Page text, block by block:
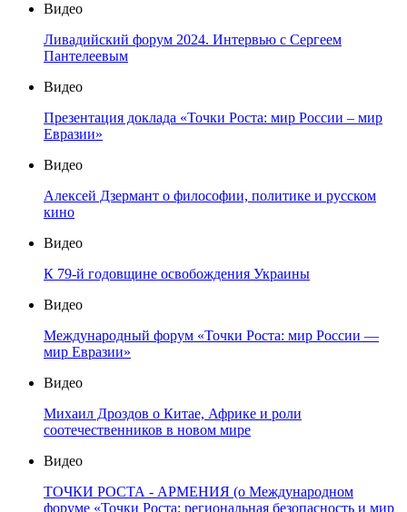
Видео
Ливадийский форум 2024. Интервью с Сергеем
Пантелеевым
Видео
Презентация доклада «Точки Роста: мир России – мир
Евразии»
Видео
Алексей Дзермант о философии, политике и русском
кино
Видео
К 79-й годовщине освобождения Украины
Видео
Международный форум «Точки Роста: мир России —
мир Евразии»
Видео
Михаил Дроздов о Китае, Африке и роли
соотечественников в новом мире
Видео
ТОЧКИ РОСТА - АРМЕНИЯ (о Международном
форуме «Точки Роста: региональная безопасность и мир